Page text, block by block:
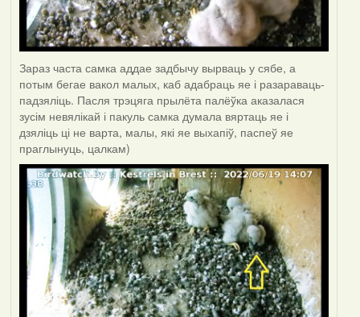
Зараз часта самка аддае задбычу вырваць у сябе, а
потым бегае вакол малых, каб адабраць яе і разараваць-
падзяліць. Пасля трэцяга прылёта палёўка аказалася
зусім невялікай і пакуль самка думала вяртаць яе і
дзяліць ці не варта, малы, які яе выхапіў, паспеў яе
праглынуць, цалкам)